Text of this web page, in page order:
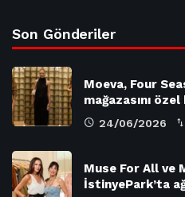
Son Gönderiler
Moeva, Four
mağazasını
24/06/2026
Muse For All ve
İstinyePark’ta